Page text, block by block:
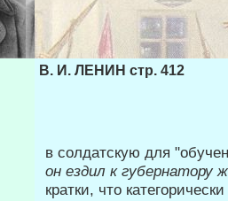
В. И. ЛЕНИН стр. 412
в солдатскую для
он ездил к губернатору
кратки, что